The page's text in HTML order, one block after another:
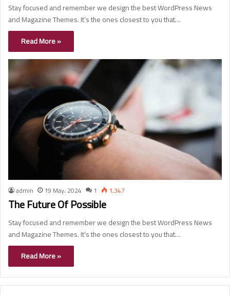
Stay focused and remember we design the best WordPress News
and Magazine Themes. It’s the ones closest to you that…
Read More »
admin 19 May، 2024 1 1,347
The Future Of Possible
Stay focused and remember we design the best WordPress News
and Magazine Themes. It’s the ones closest to you that…
Read More »